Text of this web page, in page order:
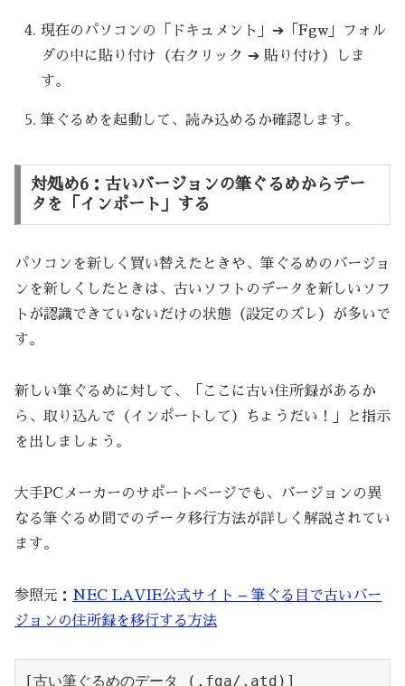
現在のパソコンの「ドキュメント」➔「Fgw」フォル
ダの中に貼り付け（右クリック ➔ 貼り付け）しま
す。
筆ぐるめを起動して、読み込めるか確認します。
対処め6：古いバージョンの筆ぐるめからデー
タを「インポート」する
パソコンを新しく買い替えたときや、筆ぐるめのバージョ
ンを新しくしたときは、古いソフトのデータを新しいソフ
トが認識できていないだけの状態（設定のズレ）が多いで
す。
新しい筆ぐるめに対して、「ここに古い住所録があるか
ら、取り込んで（インポートして）ちょうだい！」と指示
を出しましょう。
大手PCメーカーのサポートページでも、バージョンの異
なる筆ぐるめ間でのデータ移行方法が詳しく解説されてい
ます。
参照元： NEC LAVIE公式サイト – 筆ぐる目で古いバー
ジョンの住所録を移行する方法
[古い筆ぐるめのデータ (.fga/.atd)]